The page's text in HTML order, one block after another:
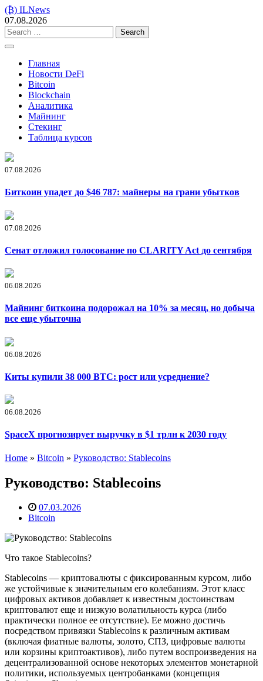
Skip
to
content
(₿) ILNews
07.08.2026
Search
for:
Главная
Новости DeFi
Bitcoin
Blockchain
Аналитика
Майнинг
Стекинг
Таблица курсов
07.08.2026
Биткоин упадет до $46 787: майнеры на грани убытков
07.08.2026
Сенат отложил голосование по CLARITY Act до сентября
06.08.2026
Майнинг биткоина подорожал на 10% за месяц, но добыча
все еще убыточна
06.08.2026
Киты купили 38 000 BTC: рост или усреднение?
06.08.2026
SpaceX прогнозирует выручку в $1 трлн к 2030 году
Home » Bitcoin » Руководство: Stableсoins
Руководство: Stableсoins
07.03.2026
Bitcoin
Что такое Stableсoins?
Stableсoins — криптовалюты с фиксированным курсом, либо
же устойчивые к значительным его колебаниям. Этот класс
цифровых активов добавляет к известным достоинствам
криптовалют еще и низкую волатильность курса (либо
практически полное ее отсутствие). Ее можно достичь
посредством привязки Stableсoins к различным активам
(включая фиатные валюты, золото, СПЗ, цифровые валюты
или корзины криптоактивов), либо путем воспроизведения на
децентрализованной основе некоторых элементов монетарной
политики, используемых центробанками (концепция